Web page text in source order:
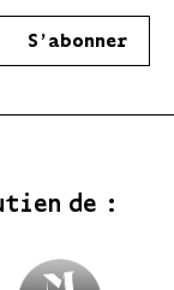
S'abonner
de :